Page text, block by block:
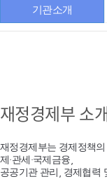
기관소개
재정경제부 소
재정경제부는 경제정책의
제·관세·국제금융,
공공기관 관리, 경제협력